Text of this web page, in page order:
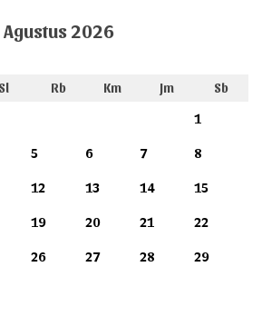
Agustus 2026
Sl Rb Km Jm
Sb
1
5 6 7 8
12 13 14 15
19 20 21 22
26 27 28 29